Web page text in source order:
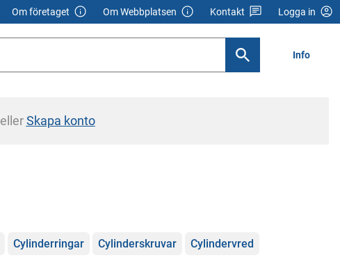
Om företaget Om Webbplatsen Kontakt Logga in
Info
ellerSkapa konto
Cylinderringar Cylinderskruvar Cylindervred